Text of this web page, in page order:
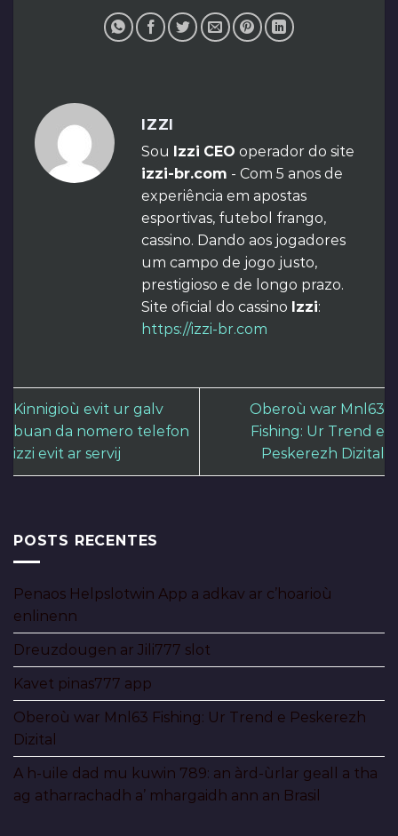
IZZI
Sou
Izzi CEO operador do site
izzi-br.com - Com 5 anos de
experiência em apostas
esportivas, futebol frango,
cassino. Dando aos jogadores
um campo de jogo justo,
prestigioso e de longo prazo.
Site oficial do cassino Izzi:
https://izzi-br.com
Kinnigioù evit ur galv
buan da nomero telefon
izzi evit ar servij
Oberoù war Mnl63
Fishing: Ur Trend e
Peskerezh Dizital
POSTS RECENTES
Penaos Helpslotwin App a adkav ar c’hoarioù
enlinenn
Dreuzdougen ar Jili777 slot
Kavet pinas777 app
Oberoù war Mnl63 Fishing: Ur Trend e Peskerezh
Dizital
A h-uile dad mu kuwin 789: an àrd-ùrlar geall a tha
ag atharrachadh a’ mhargaidh ann an Brasil